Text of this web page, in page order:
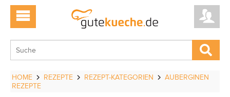
HOME REZEPTE REZEPT-KATEGORIEN
AUBERGINEN
REZEPTE